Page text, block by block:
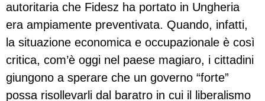
autoritaria che Fidesz ha portato in Ungheria
era ampiamente preventivata. Quando, infatti,
la situazione economica e occupazionale è così
critica, com’è oggi nel paese magiaro, i cittadini
giungono a sperare che un governo “forte”
possa risollevarli dal baratro in cui il liberalismo